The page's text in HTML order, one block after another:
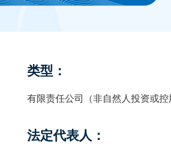
类型：
有限责任公司（非自然人投资或控
法定代表人：